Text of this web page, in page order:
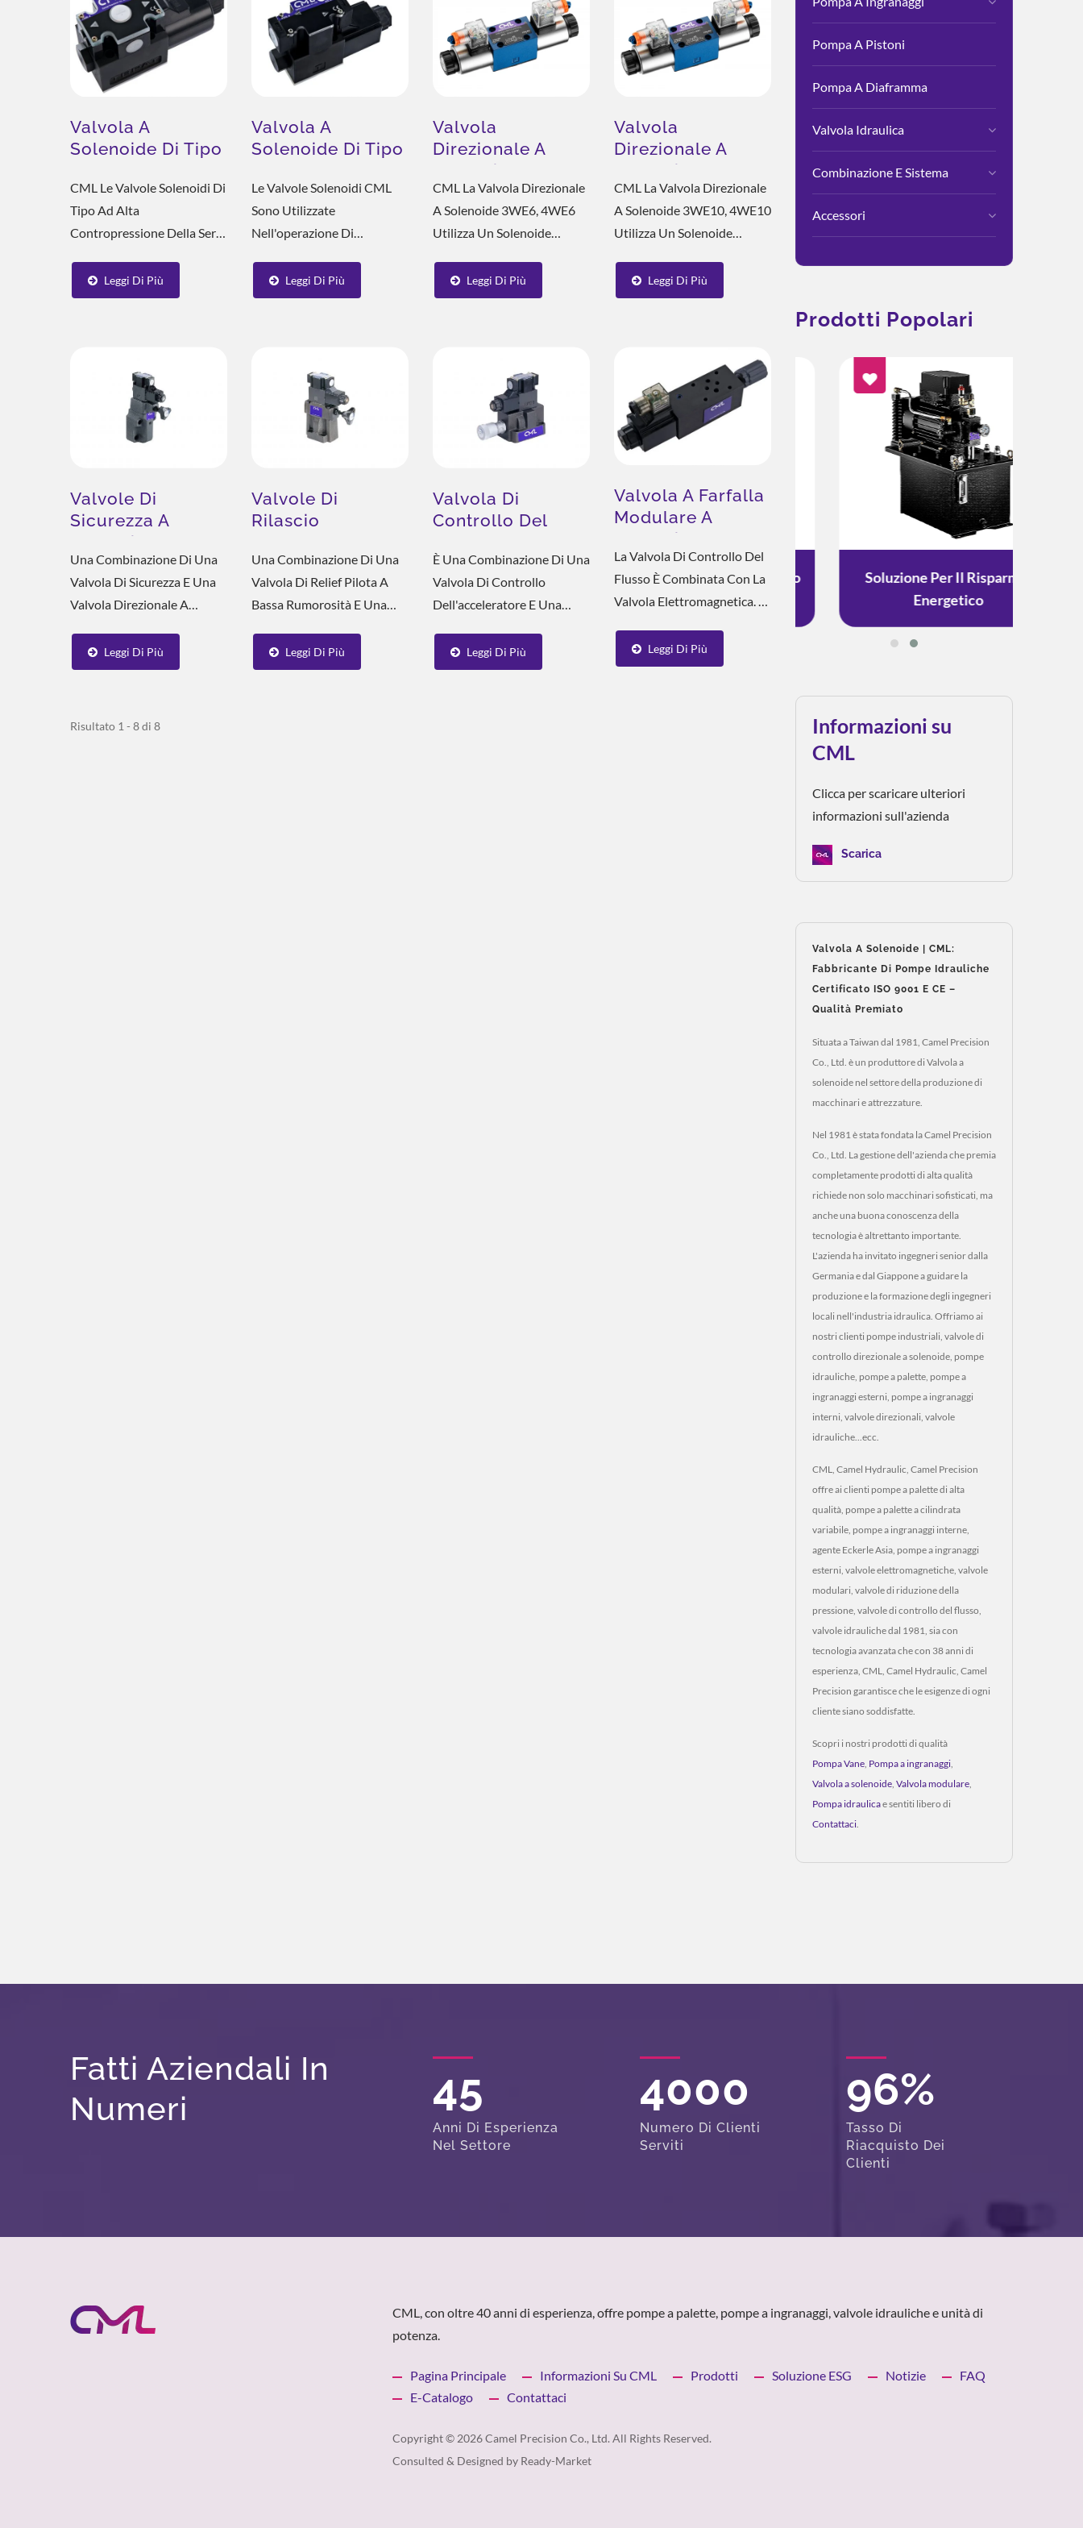
Valvola A
Solenoide Di Tipo
Contropressione
WE
CML Le Valvole Solenoidi Di
Tipo Ad Alta
Contropressione Della Serie
Nell'operazione Di
Commutazione Direzionale
La Lavorazione Dei Metalli...
Leggi Di Più
Valvola A
Solenoide Di Tipo
WH
Le Valvole Solenoidi CML
Sono Utilizzate
Nell'operazione Di
Direzione Di Macchine
Utensili, Macchinari Per La
Dimensioni Ridotte,
Leggi Di Più
Valvola
Direzionale A
Solenoide 4WE6
CML La Valvola Direzionale
A Solenoide 3WE6, 4WE6
Utilizza Un Solenoide
Valvola A Scorrimento
Direzionale, Garantendo
Leggi Di Più
Valvola
Direzionale A
Solenoide 4WE10
CML La Valvola Direzionale
A Solenoide 3WE10, 4WE10
Utilizza Un Solenoide
Valvola A Scorrimento
Direzionale, Garantendo
Leggi Di Più
Valvole Di
Sicurezza A
Solenoide BSG
Una Combinazione Di Una
Valvola Di Sicurezza E Una
Valvola Direzionale A
A Solenoide È Montata
Direttamente Sulla Valvola
Leggi Di Più
Valvole Di
Rilascio
Solenoide A
Bassa Rumorosità
SBSG
Una Combinazione Di Una
Valvola Di Relief Pilota A
Bassa Rumorosità E Una
Inversione. Ha Le
Caratteristiche Della Serie
Leggi Di Più
Valvola Di
Controllo Del
Solenoide
È Una Combinazione Di Una
Valvola Di Controllo
Dell'acceleratore E Una
Elettromagnetica, Ed È
Divisa In Sei Tipi Diversi In
Leggi Di Più
Valvola A Farfalla
Modulare A
Solenoide MST
La Valvola Di Controllo Del
Flusso È Combinata Con La
Valvola Elettromagnetica. La
Controlla L'interruttore, Il
Circuito Regola La Portata E
Leggi Di Più
Risultato 1 - 8 di 8
Pompa A Pistoni
Pompa A Diaframma
Valvola Idraulica
Combinazione E Sistema
Accessori
Prodotti Popolari
Soluzione Di Raffreddamento
ESG
Soluzione Per Il Risparmio
Energetico
Soluzione Di Raffreddamento
ESG
Soluzione Per Il Risparmio
Energetico
Informazioni su
CML
Clicca per scaricare ulteriori
informazioni sull'azienda
Scarica
Valvola A Solenoide | CML:
Fabbricante Di Pompe Idrauliche
Certificato ISO 9001 E CE –
Qualità Premiato
Situata a Taiwan dal 1981, Camel Precision
Co., Ltd. è un produttore di Valvola a
solenoide nel settore della produzione di
macchinari e attrezzature.
Nel 1981 è stata fondata la Camel Precision
Co., Ltd. La gestione dell'azienda che premia
completamente prodotti di alta qualità
richiede non solo macchinari sofisticati, ma
anche una buona conoscenza della
tecnologia è altrettanto importante.
L'azienda ha invitato ingegneri senior dalla
Germania e dal Giappone a guidare la
produzione e la formazione degli ingegneri
locali nell'industria idraulica. Offriamo ai
nostri clienti pompe industriali, valvole di
controllo direzionale a solenoide, pompe
idrauliche, pompe a palette, pompe a
ingranaggi esterni, pompe a ingranaggi
interni, valvole direzionali, valvole
idrauliche...ecc.
CML, Camel Hydraulic, Camel Precision
offre ai clienti pompe a palette di alta
qualità, pompe a palette a cilindrata
variabile, pompe a ingranaggi interne,
agente Eckerle Asia, pompe a ingranaggi
esterni, valvole elettromagnetiche, valvole
modulari, valvole di riduzione della
pressione, valvole di controllo del flusso,
valvole idrauliche dal 1981, sia con
tecnologia avanzata che con 38 anni di
esperienza, CML, Camel Hydraulic, Camel
Precision garantisce che le esigenze di ogni
cliente siano soddisfatte.
Scopri i nostri prodotti di qualità
Pompa Vane Pompa a ingranaggi
Valvola a solenoide Valvola modulare
Pompa idraulicae sentiti libero di
Contattaci
Fatti Aziendali In
Numeri
45
Anni Di Esperienza
Nel Settore
4000
Numero Di Clienti
Serviti
96%
Tasso Di
Riacquisto Dei
Clienti
CML, con oltre 40 anni di esperienza, offre pompe a palette, pompe a ingranaggi, valvole idrauliche e unità di
potenza.
Pagina Principale Informazioni Su CML Prodotti Soluzione ESG Notizie
FAQ
E-Catalogo
Contattaci
Copyright © 2026Camel Precision Co., Ltd. All Rights Reserved.
Consulted & Designed by Ready-Market